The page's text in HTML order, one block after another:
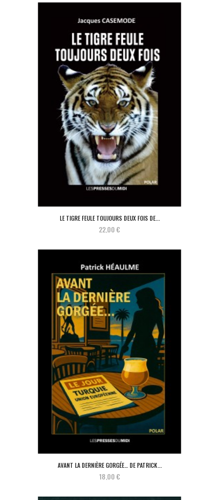
LE TIGRE FEULE TOUJOURS DEUX FOIS DE...
22,00 €
AVANT LA DERNIÈRE GORGÉE… DE PATRICK...
18,00 €